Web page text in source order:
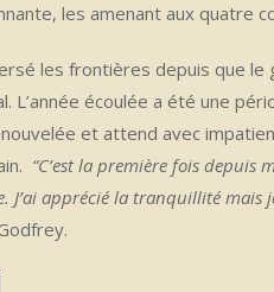
les amenant aux quatre
les frontières depuis que le
L’année écoulée a été une
et attend avec
“C’est la première fois depuis
J’ai apprécié la tranquillité mais